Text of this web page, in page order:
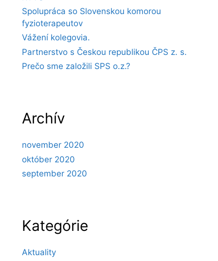
Spolupráca so Slovenskou komorou
fyzioterapeutov
Vážení kolegovia.
Partnerstvo s Českou republikou ČPS z. s.
Prečo sme založili SPS o.z.?
Archív
november 2020
október 2020
september 2020
Kategórie
Aktuality